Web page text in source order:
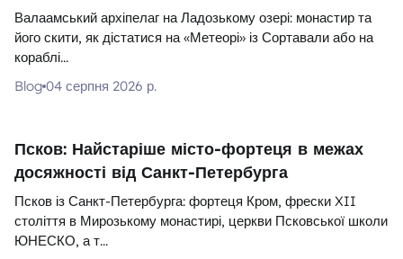
Валаамський архіпелаг на Ладозькому озері: монастир та
його скити, як дістатися на «Метеорі» із Сортавали або на
кораблі...
Blog 04 серпня 2026 р.
Псков: Найстаріше місто-фортеця в межах
досяжності від Санкт-Петербурга
Псков із Санкт-Петербурга: фортеця Кром, фрески XII
століття в Мирозькому монастирі, церкви Псковської школи
ЮНЕСКО, а т...